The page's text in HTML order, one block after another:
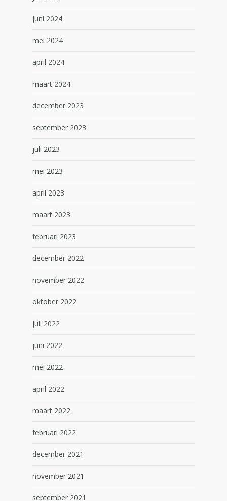
juni 2024
mei 2024
april 2024
maart 2024
december 2023
september 2023
juli 2023
mei 2023
april 2023
maart 2023
februari 2023
december 2022
november 2022
oktober 2022
juli 2022
juni 2022
mei 2022
april 2022
maart 2022
februari 2022
december 2021
november 2021
september 2021